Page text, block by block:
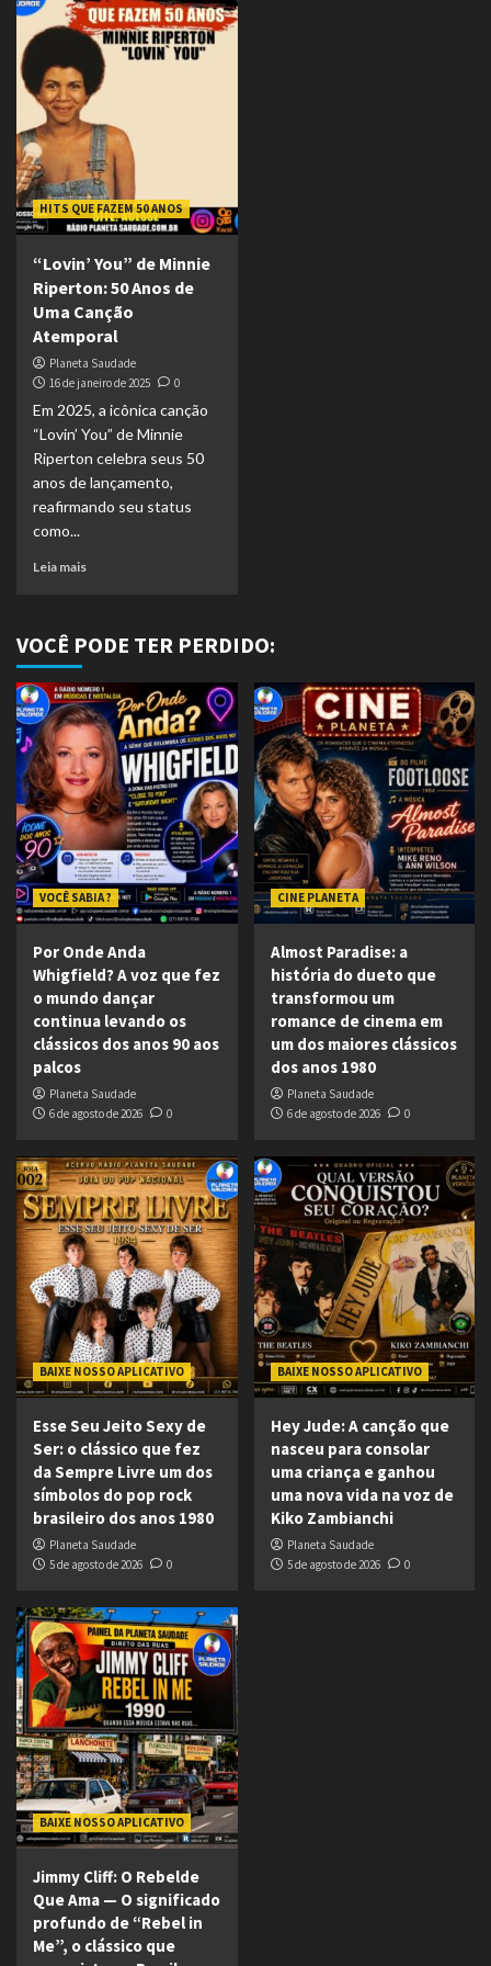
HITS QUE FAZEM 50 ANOS
“Lovin’ You” de Minnie
Riperton: 50 Anos de
Uma Canção
Atemporal
Planeta Saudade
16 de janeiro de 2025
0
Em 2025, a icônica canção
“Lovin’ You” de Minnie
Riperton celebra seus 50
anos de lançamento,
reafirmando seu status
como...
Leia mais
VOCÊ PODE TER PERDIDO:
VOCÊ SABIA ?
Por Onde Anda
Whigfield? A voz que fez
o mundo dançar
continua levando os
clássicos dos anos 90 aos
palcos
Planeta Saudade
6 de agosto de 2026
0
CINE PLANETA
Almost Paradise: a
história do dueto que
transformou um
romance de cinema em
um dos maiores clássicos
dos anos 1980
Planeta Saudade
6 de agosto de 2026
0
BAIXE NOSSO APLICATIVO
Esse Seu Jeito Sexy de
Ser: o clássico que fez
da Sempre Livre um dos
símbolos do pop rock
brasileiro dos anos 1980
Planeta Saudade
5 de agosto de 2026
0
BAIXE NOSSO APLICATIVO
Hey Jude: A canção que
nasceu para consolar
uma criança e ganhou
uma nova vida na voz de
Kiko Zambianchi
Planeta Saudade
5 de agosto de 2026
0
BAIXE NOSSO APLICATIVO
Jimmy Cliff: O Rebelde
Que Ama — O significado
profundo de “Rebel in
Me”, o clássico que